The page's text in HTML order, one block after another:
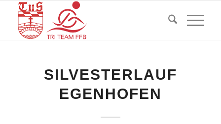
SILVESTERLAUF
EGENHOFEN